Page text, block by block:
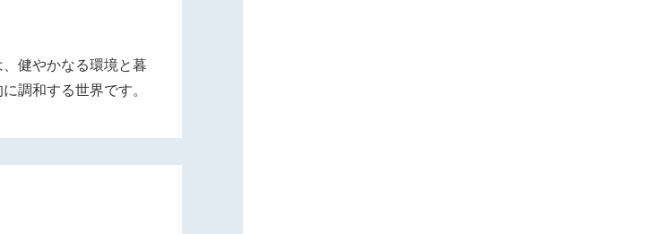
健やかなる環境と暮
調和する世界です。